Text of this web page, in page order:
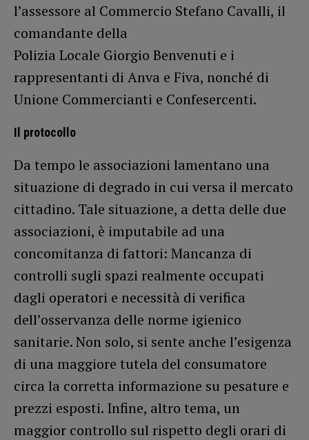
l’assessore al Commercio Stefano Cavalli, il
comandante della
Polizia Locale Giorgio Benvenuti e i
rappresentanti di Anva e Fiva, nonché di
Unione Commercianti e Confesercenti.
Il protocollo
Da tempo le associazioni lamentano una
situazione di degrado in cui versa il mercato
cittadino. Tale situazione, a detta delle due
associazioni, è imputabile ad una
concomitanza di fattori: Mancanza di
controlli sugli spazi realmente occupati
dagli operatori e necessità di verifica
dell’osservanza delle norme igienico
sanitarie. Non solo, si sente anche l’esigenza
di una maggiore tutela del consumatore
circa la corretta informazione su pesature e
prezzi esposti. Infine, altro tema, un
maggior controllo sul rispetto degli orari di